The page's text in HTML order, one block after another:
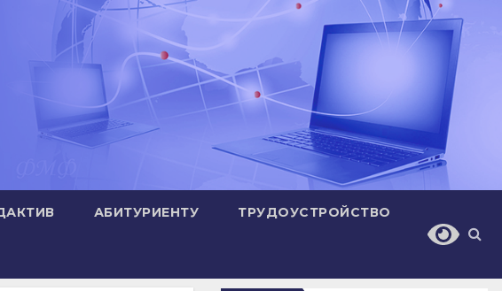
АБИТУРИЕНТУ ТРУДОУСТРОЙСТВО